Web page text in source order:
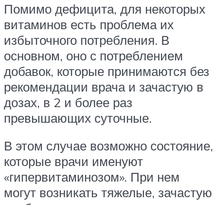
Помимо дефицита, для некоторых
витаминов есть проблема их
избыточного потребления. В
основном, оно с потреблением
добавок, которые принимаются без
рекомендации врача и зачастую в
дозах, в 2 и более раз
превышающих суточные.
В этом случае возможно состояние,
которые врачи именуют
«гипервитаминозом». При нем
могут возникать тяжелые, зачастую